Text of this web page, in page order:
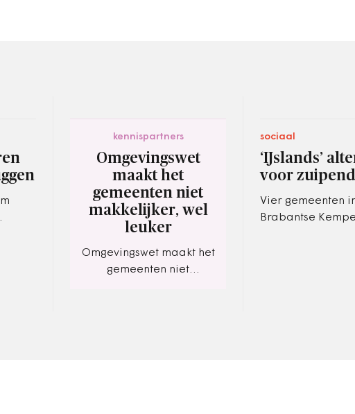
kennispartners
Omgevingswet
maakt het
gemeenten niet
makkelijker, wel
leuker
Omgevingswet maakt het
gemeenten niet
sociaal
‘IJslands’
voor
Vier gemeenten
Brabantse